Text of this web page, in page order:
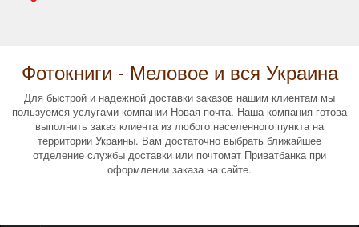
Фотокниги - Меловое и вся Украина
Для быстрой и надежной доставки заказов нашим клиентам мы
пользуемся услугами компании Новая почта. Наша компания готова
выполнить заказ клиента из любого населенного пункта на
территории Украины. Вам достаточно выбрать ближайшее
отделение службы доставки или почтомат Приватбанка при
оформлении заказа на сайте.